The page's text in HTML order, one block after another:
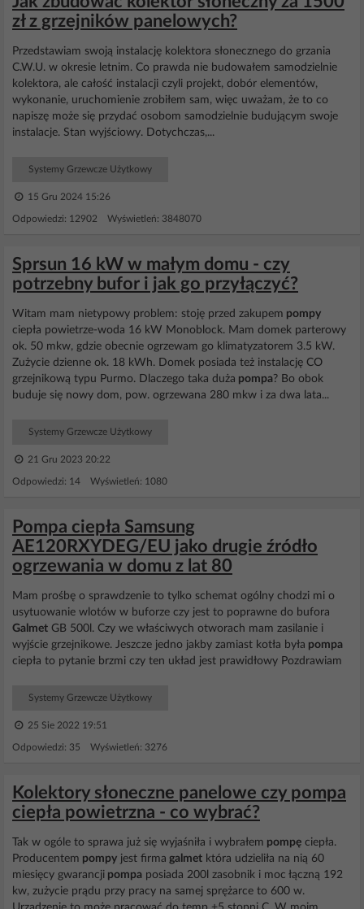
zł z grzejników panelowych?
Przedstawiam swoją instalację kolektora słonecznego do grzania
C.W.U. w okresie letnim. Co prawda nie budowałem samodzielnie
kolektora, ale całość instalacji czyli projekt, dobór elementów,
wykonanie, uruchomienie zrobiłem sam, więc uważam, że to co
napiszę może się przydać osobom samodzielnie budującym swoje
instalacje. Stan wyjściowy. Dotychczas,...
Systemy Grzewcze Użytkowy
15 Gru 2024 15:26
Odpowiedzi: 12902 Wyświetleń: 3848070
Sprsun 16 kW w małym domu - czy
potrzebny bufor i jak go przyłączyć?
Witam mam nietypowy problem: stoję przed zakupem pompy
ciepła powietrze-woda 16 kW Monoblock. Mam domek parterowy
ok. 50 mkw, gdzie obecnie ogrzewam go klimatyzatorem 3.5 kW.
Zużycie dzienne ok. 18 kWh. Domek posiada też instalację CO
grzejnikową typu Purmo. Dlaczego taka duża pompa? Bo obok
buduje się nowy dom, pow. ogrzewana 280 mkw i za dwa lata...
Systemy Grzewcze Użytkowy
21 Gru 2023 20:22
Odpowiedzi: 14 Wyświetleń: 1080
Pompa ciepła Samsung
AE120RXYDEG/EU jako drugie źródło
ogrzewania w domu z lat 80
Mam prośbę o sprawdzenie to tylko schemat ogólny chodzi mi o
usytuowanie wlotów w buforze czy jest to poprawne do bufora
Galmet GB 500l. Czy we właściwych otworach mam zasilanie i
wyjście grzejnikowe. Jeszcze jedno jakby zamiast kotła była pompa
ciepła to pytanie brzmi czy ten układ jest prawidłowy Pozdrawiam
Systemy Grzewcze Użytkowy
25 Sie 2022 19:51
Odpowiedzi: 35 Wyświetleń: 3276
Kolektory słoneczne panelowe czy pompa
ciepła powietrzna - co wybrać?
Tak w ogóle to sprawa już się wyjaśniła i wybrałem pompę ciepła.
Producentem pompy jest firma galmet która udzieliła na nią 60
miesięcy gwarancji pompa posiada 200l zasobnik i moc łączną 192
kw, zużycie prądu przy pracy na samej sprężarce to 600 w.